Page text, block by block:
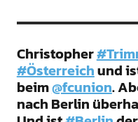
Christopher
#Österreichund
beim@fcunion.
nach Berlin